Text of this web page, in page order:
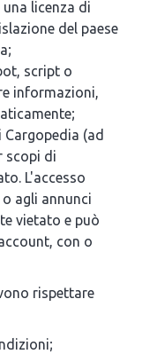
licenza di
del paese
script o
informazioni,
(ad
scopi di
L'accesso
agli annunci
vietato e può
con o
rispettare